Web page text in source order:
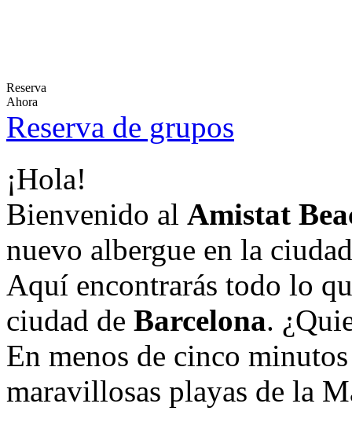
Reserva
Ahora
Reserva de grupos
¡Hola!
Bienvenido al Amistat
nuevo albergue en la
Aquí encontrarás todo lo
ciudad de Barcelona.
En menos de cinco
maravillosas playas de la